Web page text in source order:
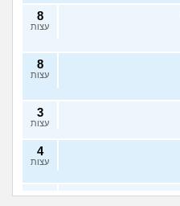
8
עצות
8
עצות
3
עצות
4
עצות
6
האם להתגרש בשביל